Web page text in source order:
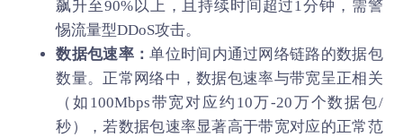
飙升至90%以上，且持续时间超过1分钟，需警
惕流量型DDoS攻击。
数据包速率：单位时间内通过网络链路的数据包
数量。正常网络中，数据包速率与带宽呈正相关
（如100Mbps带宽对应约10万-20万个数据包/
秒），若数据包速率显著高于带宽对应的正常范